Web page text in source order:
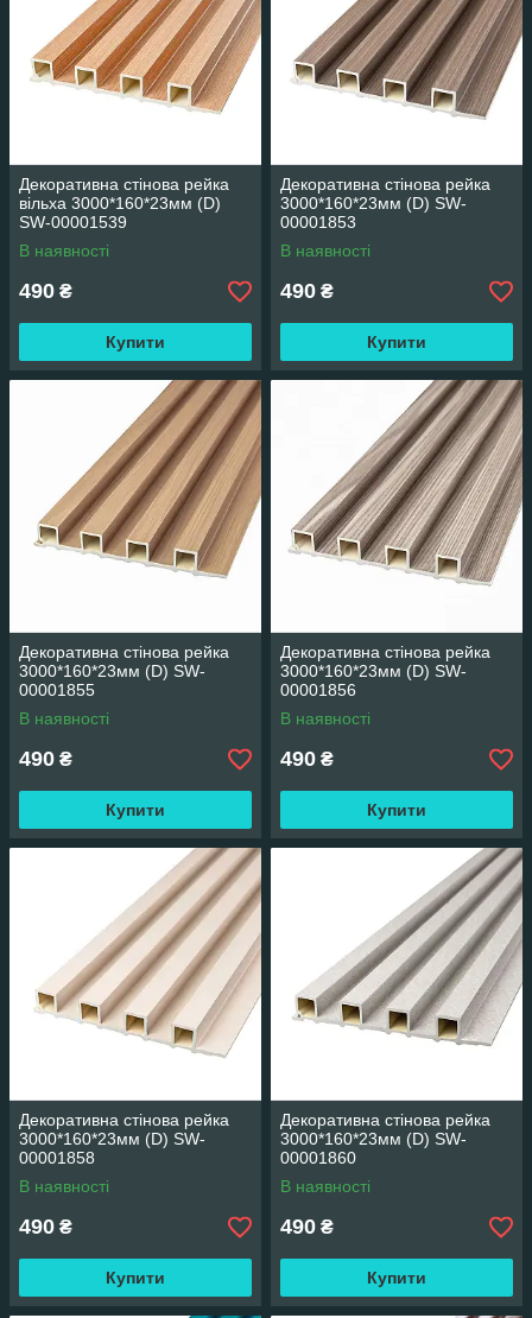
Декоративна стінова рейка
вільха 3000*160*23мм (D)
SW-00001539
В наявності
490 ₴
Купити
Декоративна стінова рейка
3000*160*23мм (D) SW-
00001853
В наявності
490 ₴
Купити
Декоративна стінова рейка
3000*160*23мм (D) SW-
00001855
В наявності
490 ₴
Купити
Декоративна стінова рейка
3000*160*23мм (D) SW-
00001856
В наявності
490 ₴
Купити
Декоративна стінова рейка
3000*160*23мм (D) SW-
00001858
В наявності
490 ₴
Купити
Декоративна стінова рейка
3000*160*23мм (D) SW-
00001860
В наявності
490 ₴
Купити